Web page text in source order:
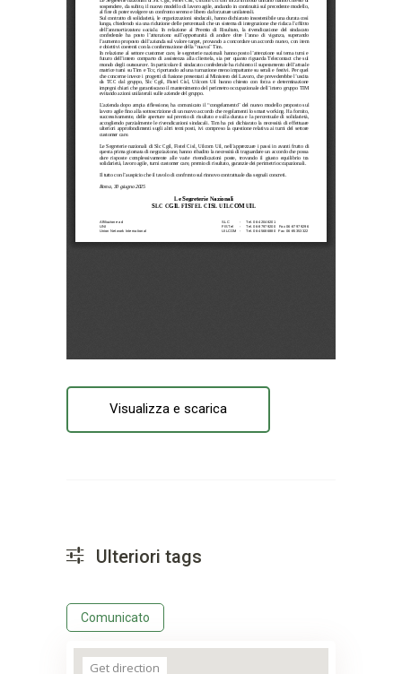
Visualizza e scarica
Ulteriori tags
Comunicato
Get direction